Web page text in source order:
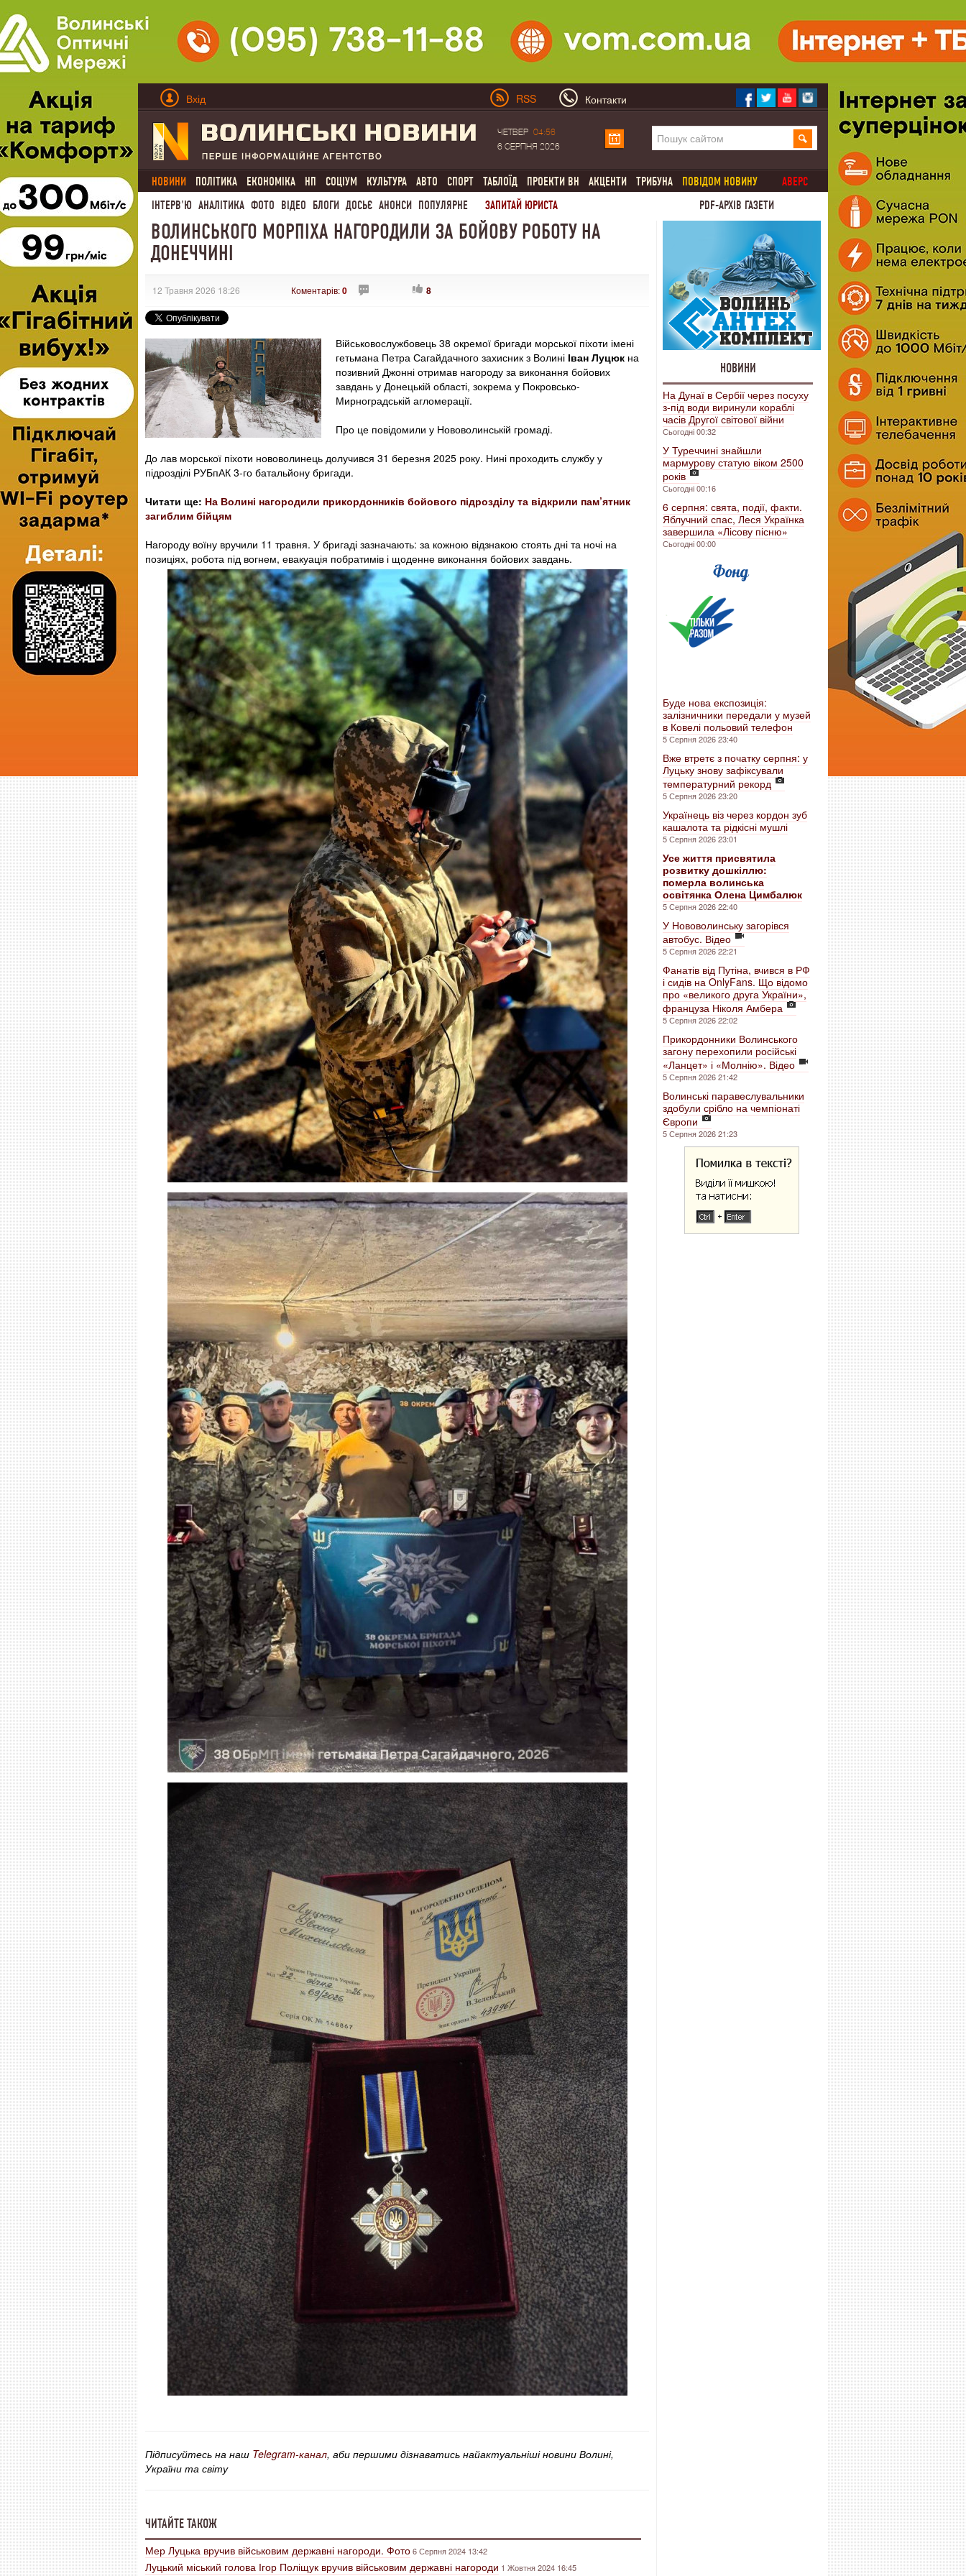
Вхід RSS Контакти
ЧЕТВЕР
04:56
6 СЕРПНЯ 2026
НОВИНИ ПОЛІТИКА ЕКОНОМІКА НП СОЦІУМ КУЛЬТУРА АВТО СПОРТ ТАБЛОЇД ПРОЕКТИ ВН АКЦЕНТИ ТРИБУНА ПОВІДОМ НОВИНУ
АВЕРС
ІНТЕРВ'Ю АНАЛІТИКА ФОТО ВІДЕО БЛОГИ ДОСЬЄ АНОНСИ ПОПУЛЯРНЕ ЗАПИТАЙ ЮРИСТА PDF-АРХІВ ГАЗЕТИ
ВОЛИНСЬКОГО МОРПІХА НАГОРОДИЛИ ЗА БОЙОВУ РОБОТУ НА
ДОНЕЧЧИНІ
12 Травня 2026 18:26 Коментарів:0 8
Військовослужбовець 38 окремої бригади морської піхоти імені
гетьмана Петра Сагайдачного захисник з Волині Іван Луцюк на
позивний Джонні отримав нагороду за виконання бойових
завдань у Донецькій області, зокрема у Покровсько-
Мирноградській агломерації.
Про це повідомили у Нововолинській громаді.
До лав морської піхоти нововолинець долучився 31 березня 2025 року. Нині проходить службу у
підрозділі РУБпАК 3-го батальйону бригади.
Читати ще: На Волині нагородили прикордонників бойового підрозділу та відкрили пам’ятник
загиблим бійцям
Нагороду воїну вручили 11 травня. У бригаді зазначають: за кожною відзнакою стоять дні та ночі на
позиціях, робота під вогнем, евакуація побратимів і щоденне виконання бойових завдань.
Підписуйтесь на наш Telegram-канал, аби першими дізнаватись найактуальніші новини Волині,
України та світу
ЧИТАЙТЕ ТАКОЖ
Мер Луцька вручив військовим державні нагороди. Фото6 Серпня 2024 13:42
Луцький міський голова Ігор Поліщук вручив військовим державні нагороди 1 Жовтня 2024 16:45
НОВИНИ
На Дунаї в Сербії через посуху
з-під води виринули кораблі
часів Другої світової війни
Сьогодні 00:32
У Туреччині знайшли
мармурову статую віком 2500
років
Сьогодні 00:16
6 серпня: свята, події, факти.
Яблучний спас, Леся Українка
завершила «Лісову пісню»
Сьогодні 00:00
Буде нова експозиція:
залізничники передали у музей
в Ковелі польовий телефон
5 Серпня 2026 23:40
Вже втретє з початку серпня: у
Луцьку знову зафіксували
температурний рекорд
5 Серпня 2026 23:20
Українець віз через кордон зуб
кашалота та рідкісні мушлі
5 Серпня 2026 23:01
Усе життя присвятила
розвитку дошкіллю:
померла волинська
освітянка Олена Цимбалюк
5 Серпня 2026 22:40
У Нововолинську загорівся
автобус. Відео
5 Серпня 2026 22:21
Фанатів від Путіна, вчився в РФ
і сидів на OnlyFans. Що відомо
про «великого друга України»,
француза Ніколя Амбера
5 Серпня 2026 22:02
Прикордонники Волинського
загону перехопили російські
«Ланцет» і «Молнію». Відео
5 Серпня 2026 21:42
Волинські паравеслувальники
здобули срібло на чемпіонаті
Європи
5 Серпня 2026 21:23